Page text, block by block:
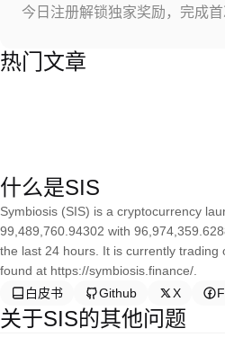
今日注册解锁独家奖励，完成
热门文章
什么是SIS
Symbiosis (SIS) is a cryptocurrency
99,489,760.94302 with
the last 24 hours. It is currently
found at https://symbiosis.finance/.
白皮书
Github X
关于SIS的其他问题